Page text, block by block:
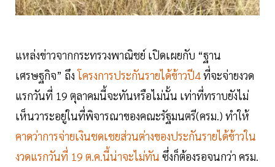
แหล่งข่าวจากกระทรวงพาณิชย์ เปิดเผยกับ “ฐาน
เศรษฐกิจ” ถึงโครงการประกันรายได้ข้าวปี4ที่จะจ่ายงวด
แรกวันที่ 19 ตุลาคมนี้จะทันหรือไม่นั้น เท่าที่ทราบยังไม่
เห็นวาระอยู่ในที่พิจารณาของคณะรัฐมนตรี(ครม.) ทำให้
คาดว่าการจ่ายเงินชดเชยส่วนต่างของประกันรายได้ข้าวใน
งวดแรกวันที่ 19 ต.ค.นี้น่าจะไม่ทัน ซึ่งก็ต้องรอจนกว่า ครม.